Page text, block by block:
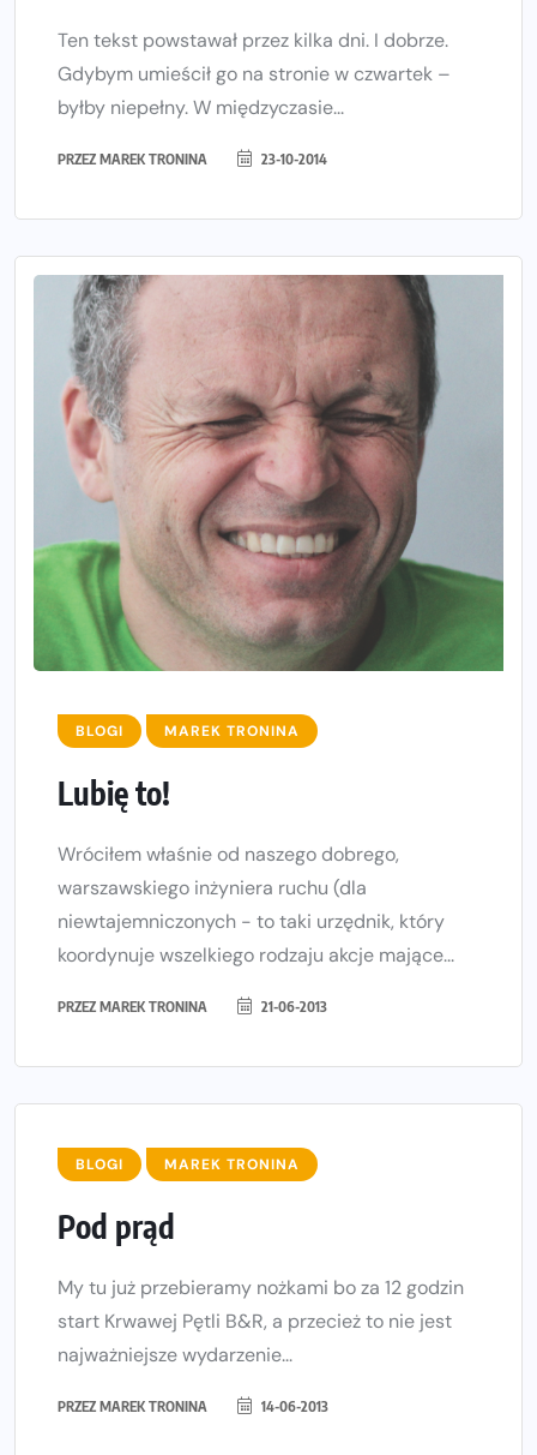
Ten tekst powstawał przez kilka dni. I dobrze.
Gdybym umieścił go na stronie w czwartek –
byłby niepełny. W międzyczasie...
PRZEZ MAREK TRONINA 23-10-2014
BLOGI MAREK TRONINA
Lubię to!
Wróciłem właśnie od naszego dobrego,
warszawskiego inżyniera ruchu (dla
niewtajemniczonych - to taki urzędnik, który
koordynuje wszelkiego rodzaju akcje mające...
PRZEZ MAREK TRONINA 21-06-2013
BLOGI MAREK TRONINA
Pod prąd
My tu już przebieramy nożkami bo za 12 godzin
start Krwawej Pętli B&R, a przecież to nie jest
najważniejsze wydarzenie...
PRZEZ MAREK TRONINA 14-06-2013